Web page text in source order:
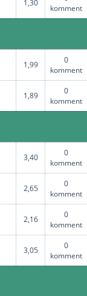
1,30
komment
1,99
0
komment
1,89
0
komment
3,40
0
komment
2,65
0
komment
2,16
0
komment
3,05
0
komment